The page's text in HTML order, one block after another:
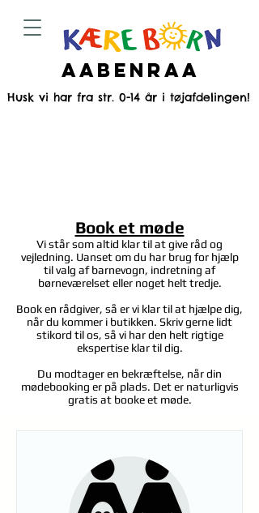
Aabenraa
Husk vi har fra str. 0-14 år i tøjafdelingen!
Book et møde
Vi står som altid klar til at give råd og
vejledning. Uanset om du har brug for hjælp
til valg af barnevogn, indretning af
børneværelset eller noget helt tredje.
Book en rådgiver, så er vi klar til at hjælpe dig,
når du kommer i butikken. Skriv gerne lidt
stikord til os, så vi har den helt rigtige
ekspertise klar til dig.
Du modtager en bekræftelse, når din
mødebooking er på plads. Det er naturligvis
gratis at booke et møde.